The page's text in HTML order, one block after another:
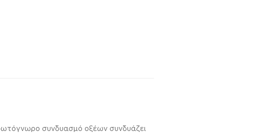
συνδυασμό οξέων συνδυάζει